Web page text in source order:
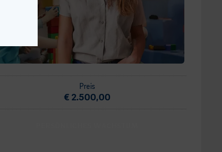
Preis
€ 2.500,00